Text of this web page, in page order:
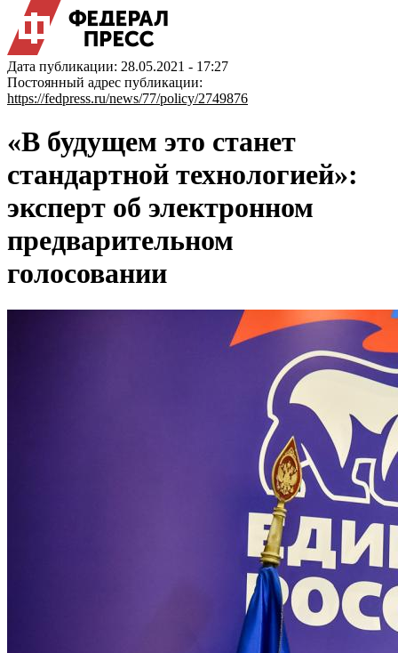
Дата публикации: 28.05.2021 - 17:27
Постоянный адрес публикации:
https://fedpress.ru/news/77/policy/2749876
«В будущем это станет
стандартной технологией»:
эксперт об электронном
предварительном
голосовании